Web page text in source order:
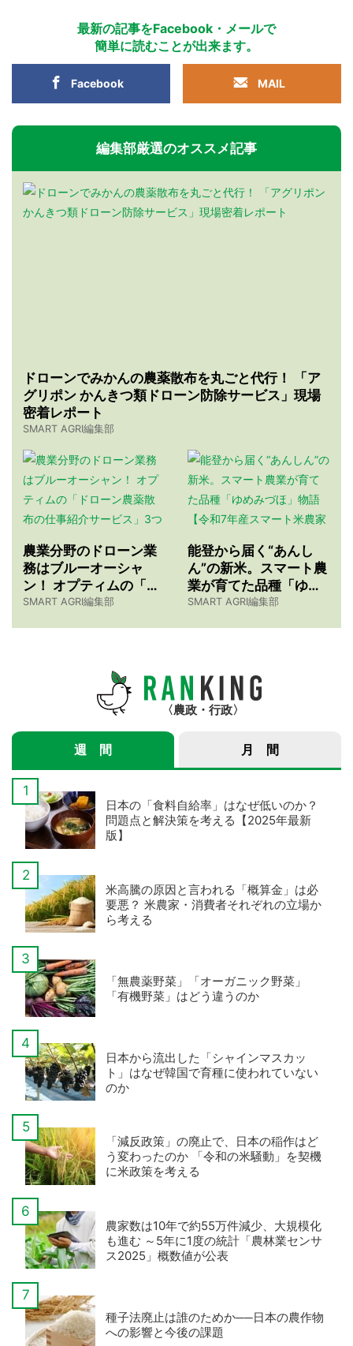
最新の記事をFacebook・メールで
簡単に読むことが出来ます。
Facebook MAIL
編集部厳選のオススメ記事
ドローンでみかんの農薬散布を丸ごと代行！ 「ア
グリポン かんきつ類ドローン防除サービス」現場
密着レポート
SMART AGRI編集部
農業分野のドローン業
務はブルーオーシャ
ン！ オプティムの「ド
ローン農薬散布の仕事
SMART AGRI編集部
能登から届く“あんし
ん”の新米。スマート農
業が育てた品種「ゆめ
みづほ」物語 【令和7
SMART AGRI編集部
農政・行政
週 間 月 間
日本の「食料自給率」はなぜ低いのか？
問題点と解決策を考える【2025年最新
版】
米高騰の原因と言われる「概算金」は必
要悪？ 米農家・消費者それぞれの立場か
ら考える
「無農薬野菜」「オーガニック野菜」
「有機野菜」はどう違うのか
日本から流出した「シャインマスカッ
ト」はなぜ韓国で育種に使われていない
のか
「減反政策」の廃止で、日本の稲作はど
う変わったのか 「令和の米騒動」を契機
に米政策を考える
農家数は10年で約55万件減少、大規模化
も進む ～5年に1度の統計「農林業センサ
ス2025」概数値が公表
種子法廃止は誰のためか──日本の農作物
への影響と今後の課題